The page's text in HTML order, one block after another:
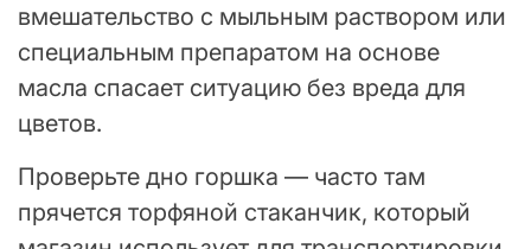
вмешательство с мыльным раствором или
специальным препаратом на основе
масла спасает ситуацию без вреда для
цветов.
Проверьте дно горшка — часто там
прячется торфяной стаканчик, который